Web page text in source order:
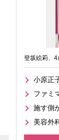
登坂絵莉、
小原正
ファミ
施す側
美容外